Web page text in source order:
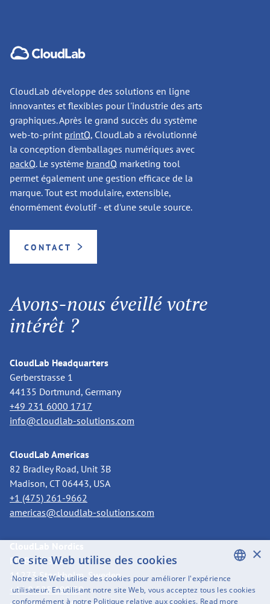
CloudLab développe des solutions en ligne
innovantes et flexibles pour l'industrie des arts
graphiques. Après le grand succès du système
web-to-print printQ, CloudLab a révolutionné
la conception d'emballages numériques avec
packQ. Le système brandQ marketing tool
permet également une gestion efficace de la
marque. Tout est modulaire, extensible,
énormément évolutif - et d'une seule source.
CONTACT
Avons-nous éveillé votre
intérêt ?
CloudLab Headquarters
Gerberstrasse 1
44135 Dortmund, Germany
+49 231 6000 1717
info@cloudlab-solutions.com
CloudLab Americas
82 Bradley Road, Unit 3B
Madison, CT 06443, USA
+1 (475) 261-9662
americas@cloudlab-solutions.com
PO Box 3318
11273 Stockholm, Sweden
+46 8 525 199 50
ENGLISH
×
Ce site Web utilise des cookies
Notre site Web utilise des cookies pour améliorer l'expérience
utilisateur. En utilisant notre site Web, vous acceptez tous les cookies
conformément à notre Politique relative aux cookies. Read more